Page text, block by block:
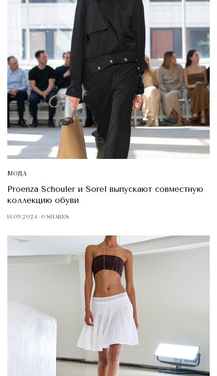
МОДА
Proenza Schouler и Sorel выпускают совместную
коллекцию обуви
16.09.2024 0 SHARES